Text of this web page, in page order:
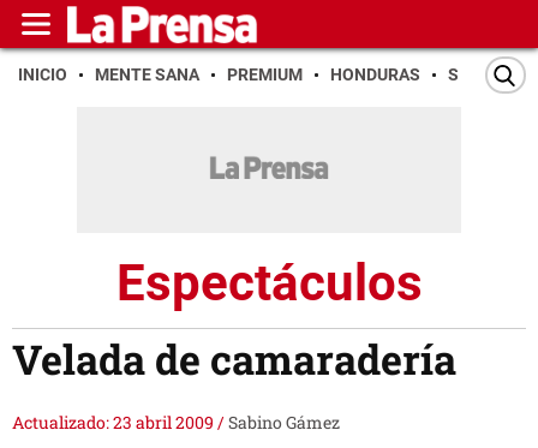
INICIO MENTE SANA PREMIUM HONDURAS SAN PEDRO
Espectáculos
Velada de camaradería
Actualizado: 23 abril 2009 /Sabino Gámez